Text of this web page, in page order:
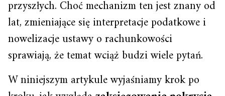
przyszłych. Choć mechanizm ten jest znany od
lat, zmieniające się interpretacje podatkowe i
nowelizacje ustawy o rachunkowości
sprawiają, że temat wciąż budzi wiele pytań.
W niniejszym artykule wyjaśniamy krok po